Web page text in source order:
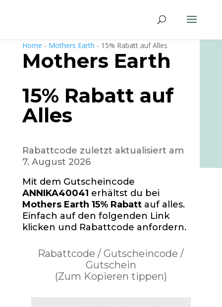
Home - Mothers Earth - 15% Rabatt auf Alles
Mothers Earth
15% Rabatt auf
Alles
Rabattcode zuletzt aktualisiert am
7. August 2026
Mit dem Gutscheincode
ANNIKA40041 erhältst du bei
Mothers Earth 15% Rabattauf alles.
Einfach auf den folgenden Link
klicken und Rabattcode anfordern.
Rabattcode / Gutscheincode /
Gutschein
(Zum Kopieren tippen)